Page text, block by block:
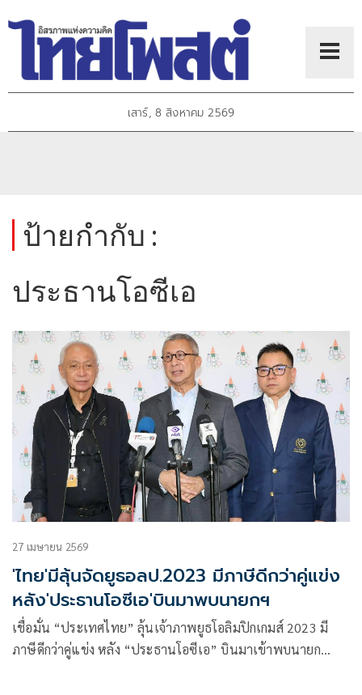
เสาร์, 8 สิงหาคม 2569
ป้ายกำกับ :
ประธานโอซีเอ
27 เมษายน 2569
'ไทย'มีลุ้นจัดยูธอลป.2023 มีภาษีดีกว่าคู่แข่ง
หลัง'ประธานโอซีเอ'บินมาพบนายกฯ
เชื่อมั่น “ประเทศไทย” ลุ้นเจ้าภาพยูธโอลิมปิกเกมส์ 2023 มี
ภาษีดีกว่าคู่แข่ง หลัง “ประธานโอซีเอ” บินมาเข้าพบนายก